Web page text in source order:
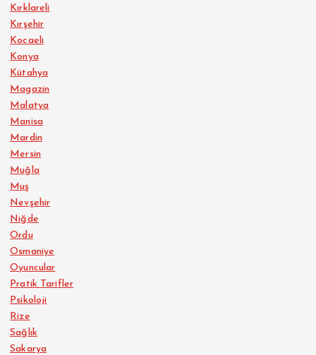
Kırklareli
Kırşehir
Kocaeli
Konya
Kütahya
Magazin
Malatya
Manisa
Mardin
Mersin
Muğla
Muş
Nevşehir
Niğde
Ordu
Osmaniye
Oyuncular
Pratik Tarifler
Psikoloji
Rize
Sağlık
Sakarya